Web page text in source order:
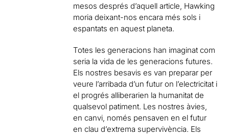
mesos després d’aquell article, Hawking
moria deixant-nos encara més sols i
espantats en aquest planeta.
Totes les generacions han imaginat com
seria la vida de les generacions futures.
Els nostres besavis es van preparar per
veure l’arribada d’un futur on l’electricitat i
el progrés alliberarien la humanitat de
qualsevol patiment. Les nostres àvies,
en canvi, només pensaven en el futur
en clau d’extrema supervivència. Els